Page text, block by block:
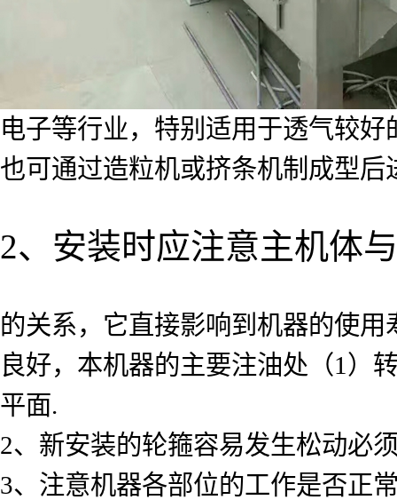
电子等行业，特别适用于透气较
也可通过造粒机或挤条机制成型后
2、安装时应注意主机体
的关系，它直接影响到机器的使
良好，本机器的主要注油处（1）
平面.
2、新安装的轮箍容易发生松动必
3、注意机器各部位的工作是否正